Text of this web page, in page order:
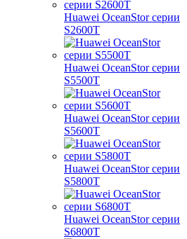
Huawei OceanStor серии
S2600T
Huawei OceanStor серии
S5500T
Huawei OceanStor серии
S5600T
Huawei OceanStor серии
S5800T
Huawei OceanStor серии
S6800T